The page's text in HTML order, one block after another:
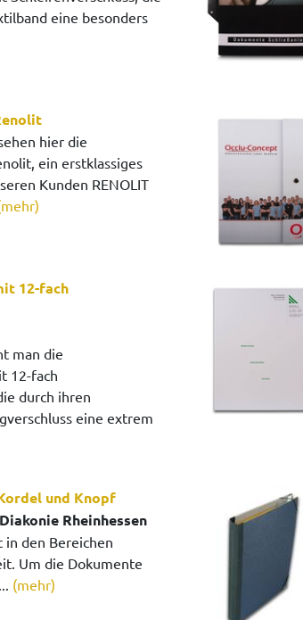
eine besonders
hier die
ein erstklassiges
Kunden RENOLIT
12-fach
man die
12-fach
durch ihren
eine extrem
und Knopf
Diakonie Rheinhessen
den Bereichen
Um die Dokumente
(mehr)